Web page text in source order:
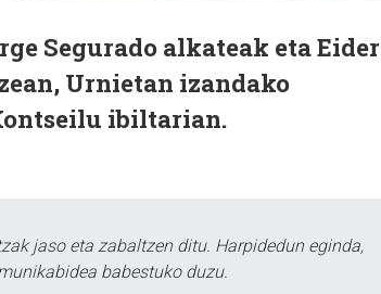
Segurado alkateak eta Eider
Urnietan izandako
ibiltarian.
jaso eta zabaltzen ditu. Harpidedun eginda,
babestuko duzu.